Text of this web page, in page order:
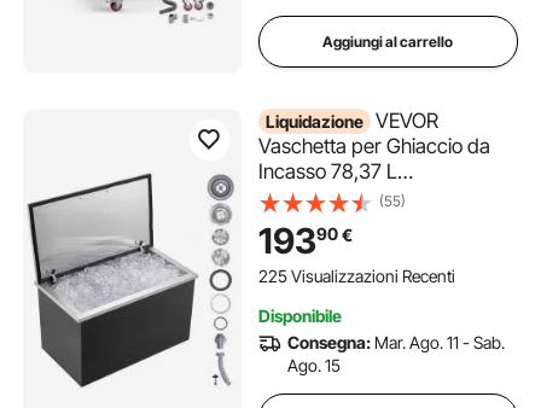
Aggiungi al carrello
Liquidazione VEVOR
Vaschetta per Ghiaccio da
Incasso 78,37 L
610x508x382 mm,
Ghiacciaia Coibentata in
Acciaio Inox, Coperchio
incernierato, Contenitore per
Fredda, Cucina, Bar
(55)
19390€
225 Visualizzazioni Recenti
Disponibile
Consegna: Mar. Ago. 11 - Sab.
Ago. 15